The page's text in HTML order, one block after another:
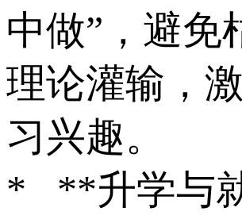
中做”，避免
理论灌输，
习兴趣。
* **升学与